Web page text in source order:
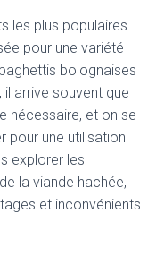
les plus populaires
pour une variété
bolognaises
arrive souvent que
nécessaire, et on se
pour une utilisation
explorer les
la viande hachée,
et inconvénients